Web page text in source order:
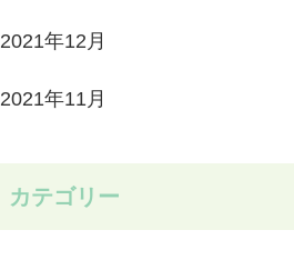
2021年12月
2021年11月
カテゴリー